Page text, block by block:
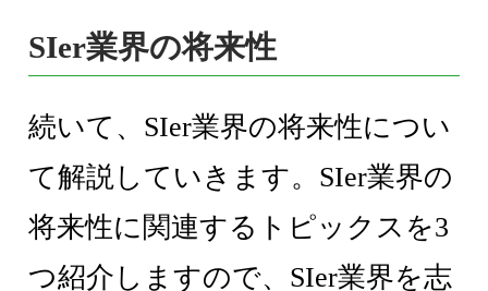
SIer業界の将来性
続いて、SIer業界の将来性につい
て解説していきます。SIer業界の
将来性に関連するトピックスを3
つ紹介しますので、SIer業界を志